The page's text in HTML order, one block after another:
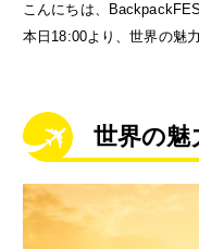
こんにちは、
本日18:00より、世界の魅
世界の魅